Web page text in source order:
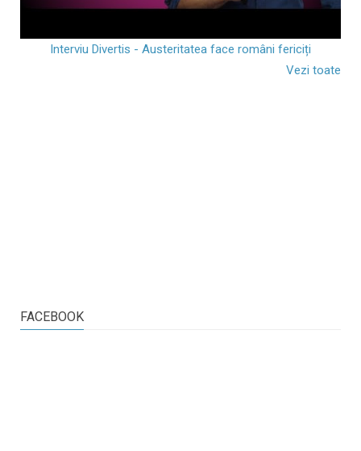
Interviu Divertis - Austeritatea face români fericiți
Vezi toate
FACEBOOK